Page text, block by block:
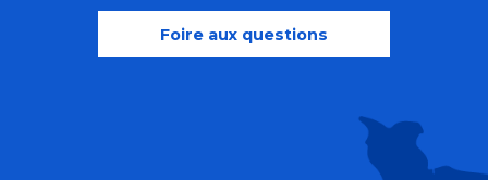
Foire aux questions